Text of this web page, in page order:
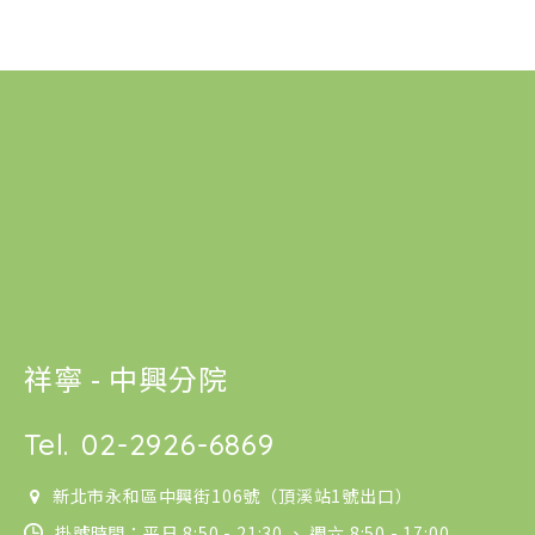
祥寧 - 中興分院
Tel. 02-2926-6869
新北市永和區中興街106號（頂溪站1號出口）